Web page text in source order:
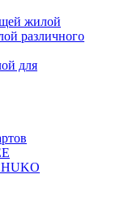
жилой
различного
для